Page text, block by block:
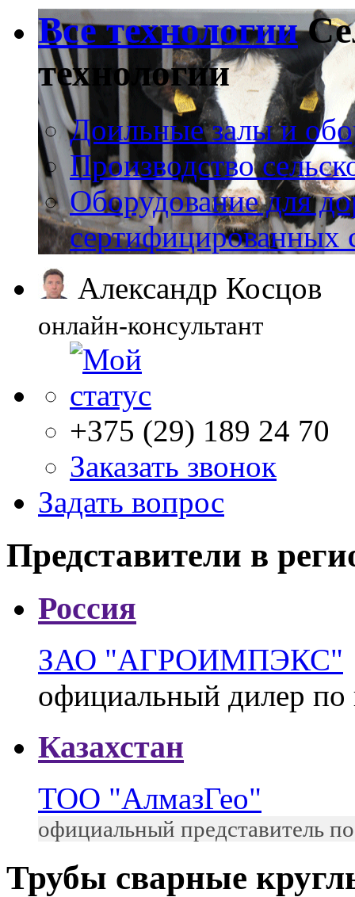
Все технологии
технологии
Доильные залы и
Производство
Оборудование для
сертифицированных
Александр Косцов
онлайн-консультант
+375 (29) 189 24 70
Заказать звонок
Задать вопрос
Представители в
Россия
ЗАО "АГРОИМПЭКС"
официальный дилер по
Казахстан
ТОО "АлмазГео"
официальный представитель
Трубы сварные